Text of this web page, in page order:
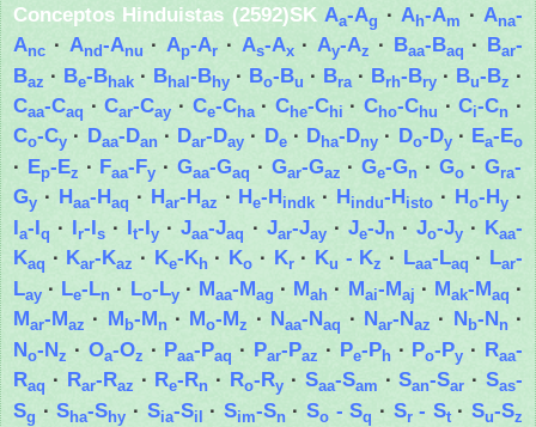
Conceptos Hinduistas (2592)SK Aa-Ag · Ah-Am · Ana-
Anc · And-Anu · Ap-Ar · As-Ax· Ay-Az · Baa-Baq · Bar-
Baz · Be-Bhak · Bhal -Bhy · Bo-Bu · Bra · Brh-Bry · Bu-Bz ·
Caa-Caq ·Car-Cay · Ce-Cha· Che-Chi ·Cho-Chu ·Ci-Cn ·
Co-Cy · Daa-Dan · Dar-Day · De· Dha-Dny · Do-Dy· Ea-Eo
· Ep-Ez · Faa-Fy · Gaa-Gaq · Gar-Gaz ·Ge-Gn · Go ·Gra-
Gy · Haa-Haq · Har-Haz · He-Hindk · Hindu-Histo · Ho-Hy ·
Ia-Iq · Ir-Is · It-Iy ·Jaa-Jaq · Jar-Jay· Je-Jn · Jo-Jy· Kaa-
Kaq · Kar-Kaz · Ke-Kh · Ko · Kr· Ku - Kz · Laa-Laq · Lar-
Lay · Le-Ln · Lo-Ly· Maa-Mag · Mah · Mai-Maj · Mak-Maq ·
Mar-Maz · M b-Mn · Mo-Mz · Naa-Naq · Nar-Naz · Nb-Nn ·
No-Nz · Oa-Oz · Paa-Paq · Par-Paz · Pe-Ph · Po-Py · Raa-
Raq · Rar-Raz · Re-Rn · Ro-Ry · Saa-Sam ·San-Sar ·Sas-
Sg ·Sha-Shy · Sia-Sil · Sim-Sn · So - Sq · Sr- St· Su-Sz